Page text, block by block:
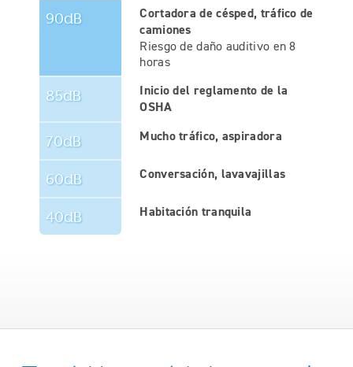
90dB
Cortadora de césped, tráfico de
camiones
Riesgo de daño auditivo en 8
horas
85dB
Inicio del reglamento de la
OSHA
70dB Mucho tráfico, aspiradora
60dB Conversación, lavavajillas
40dB Habitación tranquila